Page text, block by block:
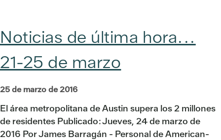
Noticias de última hora...
21-25 de marzo
25 de marzo de 2016
El área metropolitana de Austin supera los 2 millones
de residentes Publicado: Jueves, 24 de marzo de
2016 Por James Barragán - Personal de American-